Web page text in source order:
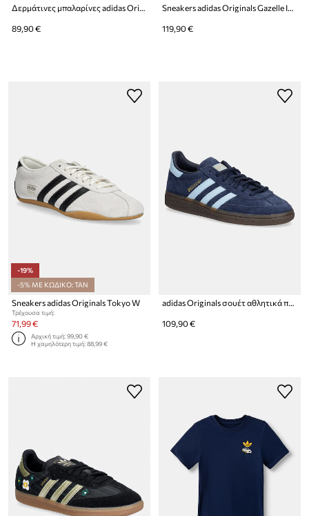
Δερμάτινες μπαλαρίνες adidas Originals Samba Jane
89,90 €
Sneakers adidas Originals Gazelle Indoor
119,90 €
-19%
-5% ΜΕ ΚΩΔΙΚΟ: TAN
Sneakers adidas Originals Tokyo W
Τρέχουσα τιμή:
71,99 €
Αρχική τιμή:99,90 €
Η χαμηλότερη τιμή:88,99 €
adidas Originals σουέτ αθλητικά παπούτσια
109,90 €